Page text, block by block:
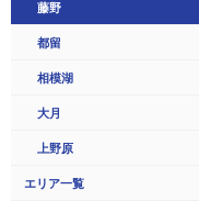
藤野
都留
相模湖
大月
上野原
エリア一覧